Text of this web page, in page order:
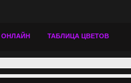
ТАБЛИЦА ЦВЕТОВ